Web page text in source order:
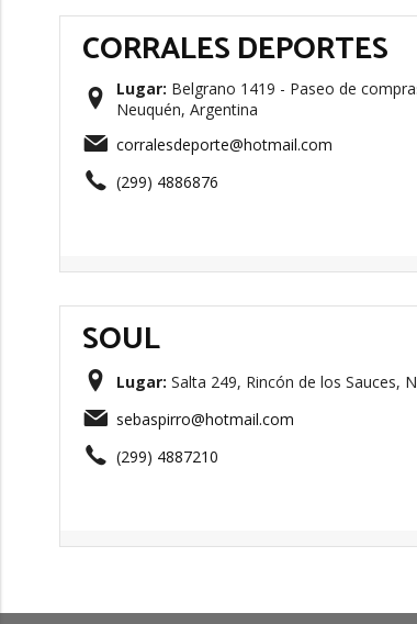
CORRALES DEPORTES
Lugar: Belgrano 1419 - Paseo de
Neuquén, Argentina
corralesdeporte@hotmail.com
(299) 4886876
SOUL
Lugar: Salta 249, Rincón de los Sauces,
sebaspirro@hotmail.com
(299) 4887210